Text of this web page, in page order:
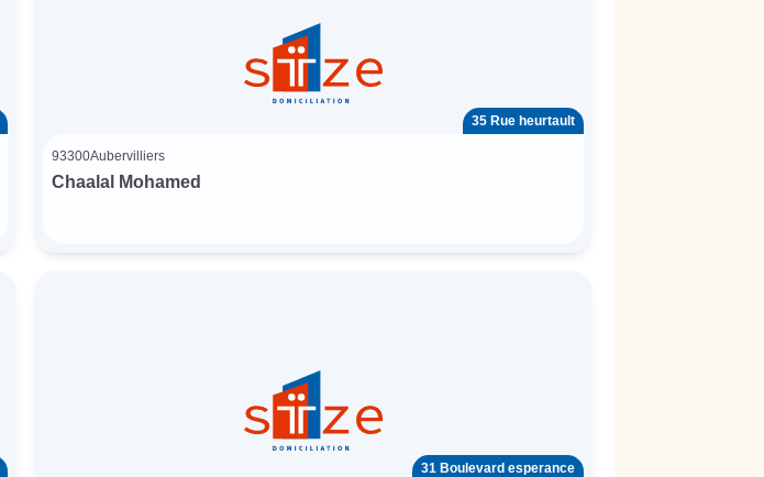
35 Rue heurtault
93300Aubervilliers
Chaalal Mohamed
31 Boulevard esperance